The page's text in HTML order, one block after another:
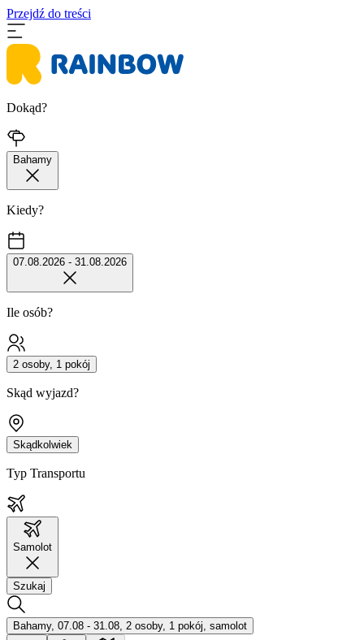
Przejdź do treści
Dokąd?
Bahamy
Kiedy?
07.08.2026 - 31.08.2026
Ile osób?
2 osoby, 1 pokój
Skąd wyjazd?
Skądkolwiek
Typ Transportu
Samolot
Szukaj
Bahamy, 07.08 - 31.08, 2 osoby, 1 pokój, samolot